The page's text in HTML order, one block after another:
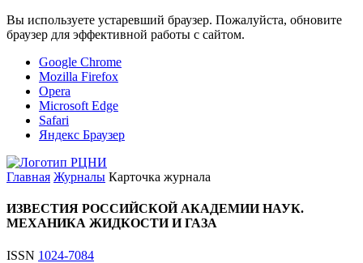
Вы используете устаревший браузер. Пожалуйста, обновите
браузер для эффективной работы с сайтом.
Google Chrome
Mozilla Firefox
Opera
Microsoft Edge
Safari
Яндекс Браузер
Главная Журналы Карточка журнала
ИЗВЕСТИЯ РОССИЙСКОЙ АКАДЕМИИ НАУК.
МЕХАНИКА ЖИДКОСТИ И ГАЗА
ISSN 1024-7084